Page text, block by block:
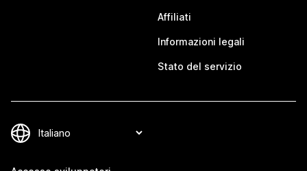
Affiliati
Informazioni legali
Stato del servizio